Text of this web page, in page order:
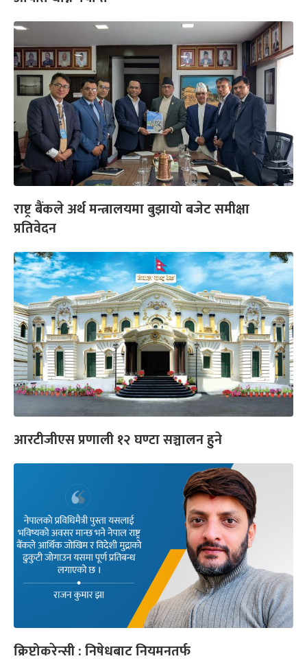
राष्ट्र बैंकले अर्थ मन्त्रालयमा बुझायो बजेट समीक्षा
प्रतिवेदन
आरटीजीएस प्रणाली १२ घण्टा सञ्चालन हुने
क्रिप्टोकरेन्सी : निषेधबाट नियमनतर्फ